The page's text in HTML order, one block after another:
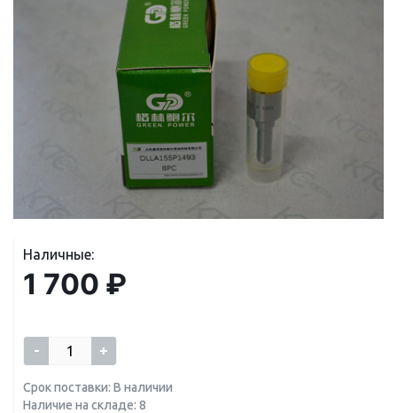
Наличные:
1 700 ₽
- +
Срок поставки: В наличии
Наличие на складе: 8